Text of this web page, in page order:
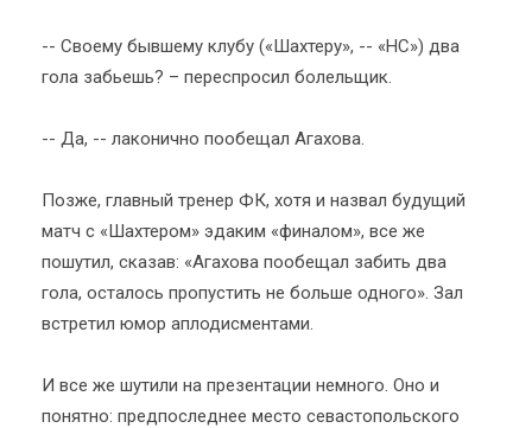
-- Своему бывшему клубу («Шахтеру», -- «НС») два
гола забьешь? – переспросил болельщик.
-- Да, -- лаконично пообещал Агахова.
Позже, главный тренер ФК, хотя и назвал будущий
матч с «Шахтером» эдаким «финалом», все же
пошутил, сказав: «Агахова пообещал забить два
гола, осталось пропустить не больше одного». Зал
встретил юмор аплодисментами.
И все же шутили на презентации немного. Оно и
понятно: предпоследнее место севастопольского